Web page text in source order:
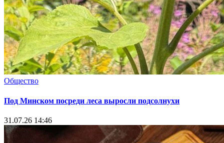
Общество
Под Минском посреди леса выросли подсолнухи
31.07.26 14:46